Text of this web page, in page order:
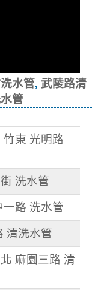
水管, 武陵路清
管
竹東 光明路
洗水管
一路 洗水管
清洗水管
麻園三路 清